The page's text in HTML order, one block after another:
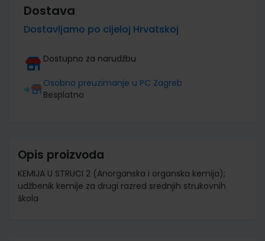
Dostava
Dostavljamo po cijeloj Hrvatskoj
Dostupno za narudžbu
Osobno preuzimanje u PC Zagreb
Besplatno
Opis proizvoda
KEMIJA U STRUCI 2 (Anorganska i organska kemija);
udžbenik kemije za drugi razred srednjih strukovnih
škola